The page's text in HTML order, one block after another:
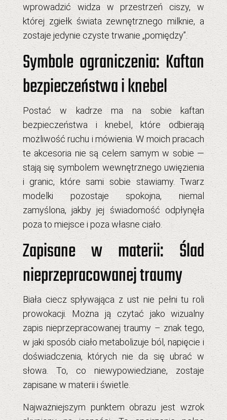
wprowadzić widza w przestrzeń ciszy, w
której zgiełk świata zewnętrznego milknie, a
zostaje jedynie czyste trwanie „pomiędzy”.
Symbole ograniczenia: Kaftan
bezpieczeństwa i knebel
Postać w kadrze ma na sobie kaftan
bezpieczeństwa i knebel , które odbierają
możliwość ruchu i mówienia. W moich pracach
te akcesoria nie są celem samym w sobie —
stają się symbolem wewnętrznego uwięzienia
i granic, które sami sobie stawiamy. Twarz
modelki pozostaje spokojna, niemal
zamyślona, jakby jej świadomość odpłynęła
poza to miejsce i poza własne ciało.
Zapisane w materii: Ślad
nieprzepracowanej traumy
Biała ciecz spływająca z ust nie pełni tu roli
prowokacji. Można ją czytać jako wizualny
zapis nieprzepracowanej traumy – znak tego,
w jaki sposób ciało metabolizuje ból, napięcie i
doświadczenia, których nie da się ubrać w
słowa. To, co niewypowiedziane, zostaje
zapisane w materii i świetle.
Najważniejszym punktem obrazu jest wzrok